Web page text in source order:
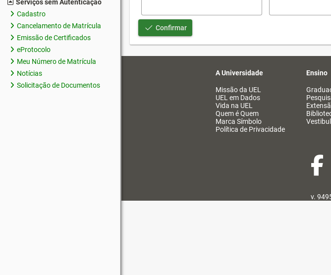
Serviços sem Autenticação
Cadastro
Cancelamento de Matrícula
Emissão de Certificados
eProtocolo
Meu Número de Matrícula
Notícias
Solicitação de Documentos
Confirmar
A Universidade
Missão da UEL
UEL em Dados
Vida na UEL
Quem é Quem
Marca Símbolo
Política de Privacidade
Ensino
v.